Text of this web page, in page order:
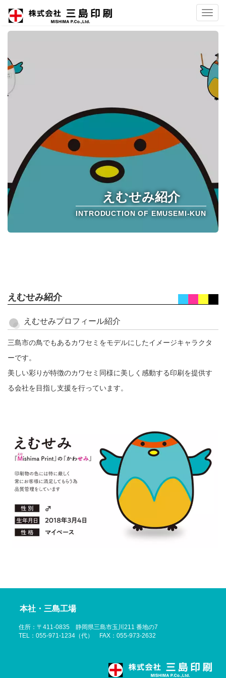
えむせみ紹介
INTRODUCTION OF EMUSEMI-KUN
えむせみ紹介
えむせみプロフィール紹介
三島市の鳥でもあるカワセミをモデルにしたイメージキャラクタ
ーです。
美しい彩りが特徴のカワセミ同様に美しく感動する印刷を提供す
る会社を目指し支援を行っています。
本社・三島工場
住所：〒411-0835 静岡県三島市玉川211 番地の7
TEL：055-971-1234（代） FAX：055-973-2632